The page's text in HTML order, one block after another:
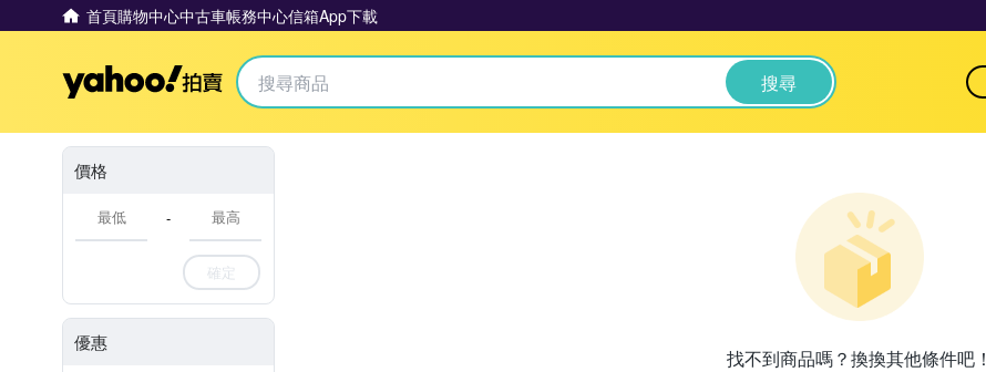
首頁購物中心中古車帳務中心信箱App下載
Yahoo拍賣 搜尋
價格
-
確定
優惠
找不到商品嗎？換換其他條件吧！